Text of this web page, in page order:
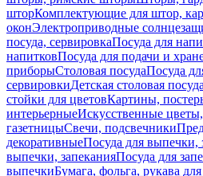
шторКомплектующие для штор,
оконЭлектроприводные
посуда, сервировкаПосуда для
напитковПосуда для подачи и
приборыСтоловая посудаПосуда
сервировкиДетская столовая посуда
стойки для цветовКартины,
интерьерныеИскусственные
газетницыСвечи, подсвечники
декоративныеПосуда для выпечки,
выпечки, запеканияПосуда для
выпечкиБумага, фольга, рукава